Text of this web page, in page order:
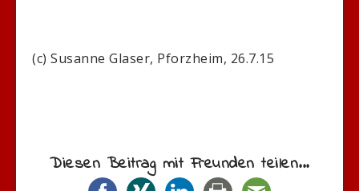
(c) Susanne Glaser, Pforzheim, 26.7.15
Diesen Beitrag mit Freunden teilen...